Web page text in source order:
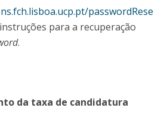
passwordRese
para a recuperação
.
da taxa de candidatura